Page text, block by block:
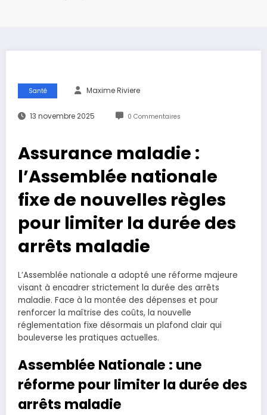
Santé Maxime Riviere
13 novembre 2025 0 Commentaires
Assurance maladie :
l’Assemblée nationale
fixe de nouvelles règles
pour limiter la durée des
arrêts maladie
L’Assemblée nationale a adopté une réforme majeure
visant à encadrer strictement la durée des arrêts
maladie. Face à la montée des dépenses et pour
renforcer la maîtrise des coûts, la nouvelle
réglementation fixe désormais un plafond clair qui
bouleverse les pratiques actuelles.
Assemblée Nationale : une
réforme pour limiter la durée des
arrêts maladie